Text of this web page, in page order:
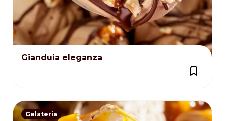
Gianduia eleganza
Gelateria